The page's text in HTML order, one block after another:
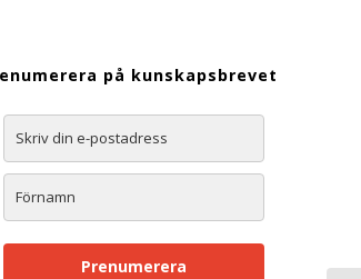
på kunskapsbrevet
Prenumerera